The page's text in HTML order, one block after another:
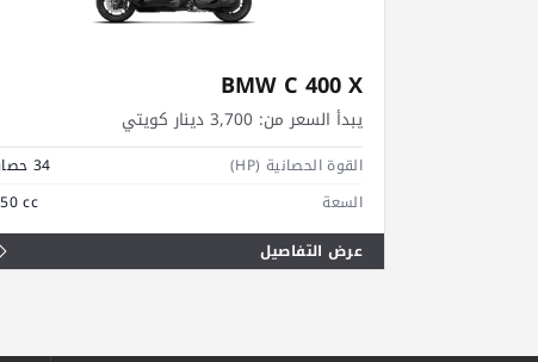
BMW C 400 X
يبدأ السعر من:
القوة الحصانية (HP)
34 حصان
السعة
cc
عرض التفاصيل